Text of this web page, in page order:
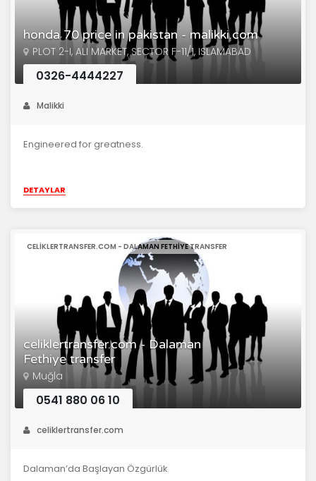
honda 70 price in pakistan - malikki.com
PLOT 2-I, ALI MARKET, SECTOR F-11/1, ISLAMABAD
0326-4444227
Malikki
Engineered for greatness.
DETAYLAR
celiklertransfer.com - Dalaman
Fethiye transfer
CELIKLERTRANSFER.COM - DALAMAN FETHIYE TRANSFER
Muğla
0541 880 06 10
celiklertransfer.com
Dalaman’da Başlayan Özgürlük